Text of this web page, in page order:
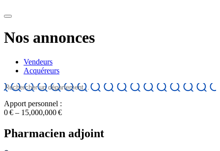
Nos annonces
Vendeurs
Acquéreurs
Apport personnel :
0 € – 15,000,000 €
Pharmacien adjoint